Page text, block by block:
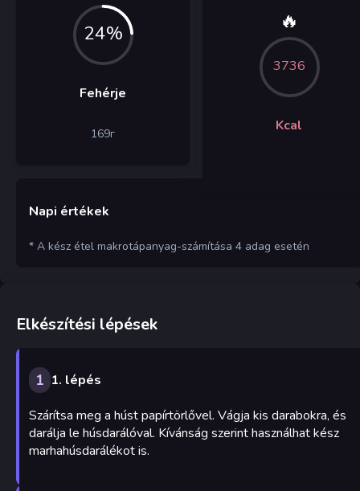
24%
Fehérje
169г
🔥
3736
Kcal
Napi értékek
* A kész étel makrotápanyag-számítása 4 adag esetén
Elkészítési lépések
1 1. lépés
Szárítsa meg a húst papírtörlővel. Vágja kis darabokra, és
darálja le húsdarálóval. Kívánság szerint használhat kész
marhahúsdarálékot is.